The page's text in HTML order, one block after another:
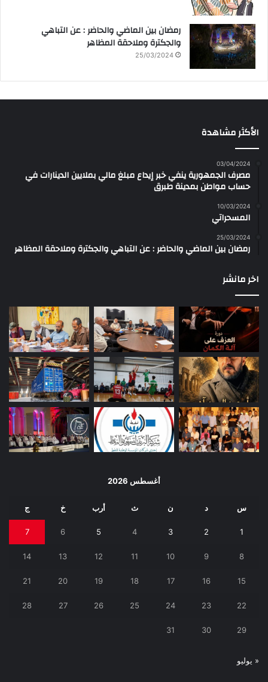
رمضان بين الماضي والحاضر : عن التباهي
والجكترة وملاحقة المظاهر
25/03/2024
الأكثر مشاهدة
03/04/2024
مصرف الجمهورية ينفي خبر إيداع مبلغ مالي بملايين الدينارات في
حساب مواطن بمدينة طبرق
10/03/2024
المسحراتي
25/03/2024
رمضان بين الماضي والحاضر : عن التباهي والجكترة وملاحقة المظاهر
اخر مانشر
أغسطس 2026
س د ن ث أرب خ ج
1
2
3
4
5
6
7
8
9
10
11
12
13
14
15
16
17
18
19
20
21
22
23
24
25
26
27
28
29
30
31
« يوليو